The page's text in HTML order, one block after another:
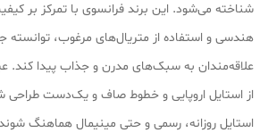
شناخته می‌شود. این برند فرانسوی با تمرکز بر
هندسی و استفاده از متریال‌های مرغوب، توانسته
علاقه‌مندان به سبک‌های مدرن و جذاب پیدا کند.
از استایل اروپایی و خطوط صاف و یک‌دست طراحی
استایل روزانه، رسمی و حتی مینیمال هماهنگ